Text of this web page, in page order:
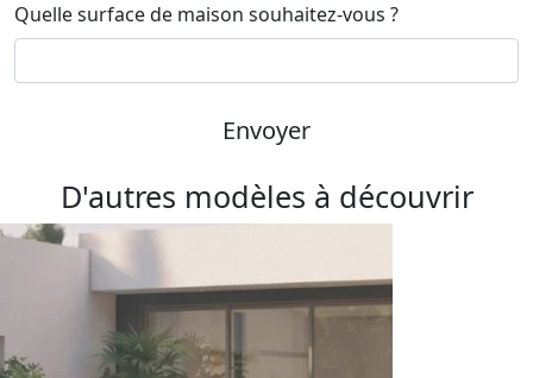
Quelle surface de maison souhaitez-vous ?
Envoyer
D'autres modèles à découvrir